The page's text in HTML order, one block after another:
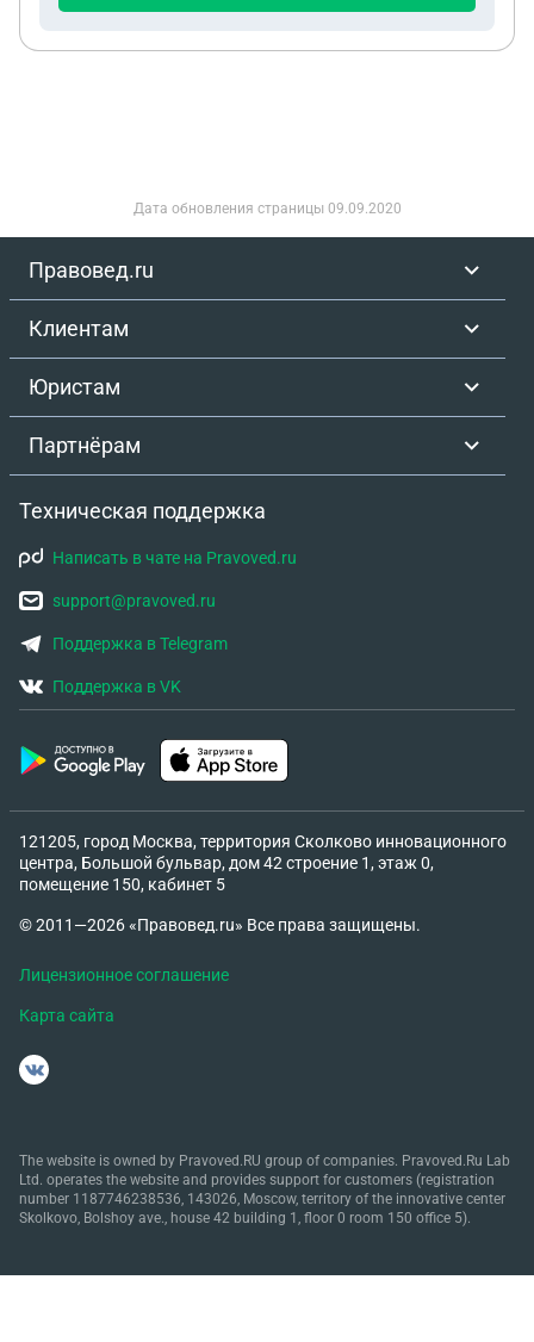
Дата обновления страницы 09.09.2020
Правовед.ru
Клиентам
Юристам
Партнёрам
Техническая поддержка
Написать в чате на Pravoved.ru
support@pravoved.ru
Поддержка в Telegram
Поддержка в VK
121205, город Москва, территория Сколково инновационного
центра, Большой бульвар, дом 42 строение 1, этаж 0,
помещение 150, кабинет 5
© 2011—2026 «Правовед.ru» Все права защищены.
Лицензионное соглашение
Карта сайта
The website is owned by Pravoved.RU group of companies. Pravoved.Ru Lab
Ltd. operates the website and provides support for customers (registration
number 1187746238536, 143026, Moscow, territory of the innovative center
Skolkovo, Bolshoy ave., house 42 building 1, floor 0 room 150 office 5).